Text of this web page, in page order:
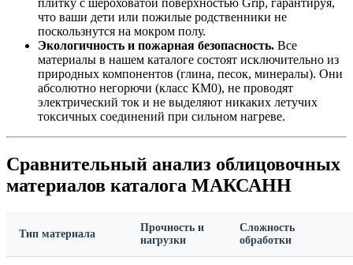
плитку с шероховатой поверхностью Grip, гарантируя,
что ваши дети или пожилые родственники не
поскользнутся на мокром полу.
Экологичность и пожарная безопасность. Все
материалы в нашем каталоге состоят исключительно из
природных компонентов (глина, песок, минералы). Они
абсолютно негорючи (класс КМ0), не проводят
электрический ток и не выделяют никаких летучих
токсичных соединений при сильном нагреве.
Сравнительный анализ облицовочных
материалов каталога МАКСАНН
Тип материала
Прочность и
нагрузки
Сложность
обработки